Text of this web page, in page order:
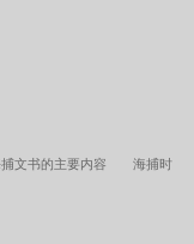
文书的主要内容 海捕时